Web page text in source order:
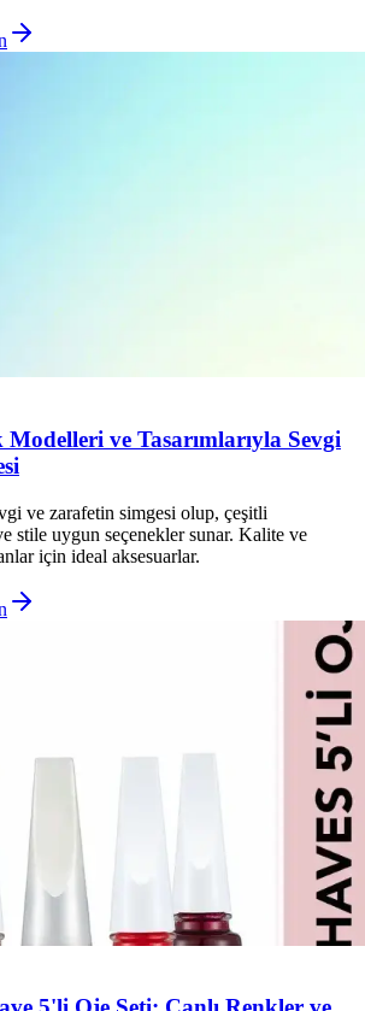
ve Tasarımlarıyla Sevgi
ve zarafetin simgesi olup, çeşitli
stile uygun seçenekler sunar. Kalite ve
için ideal aksesuarlar.